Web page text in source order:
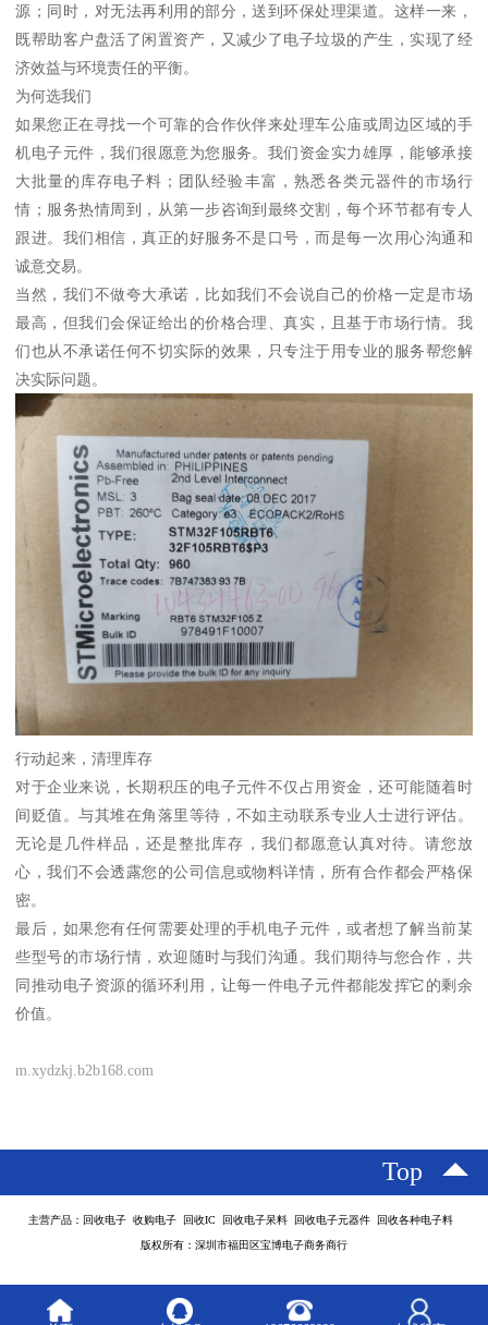
源；同时，对无法再利用的部分，送到环保处理渠道。这样一来，
既帮助客户盘活了闲置资产，又减少了电子垃圾的产生，实现了经
济效益与环境责任的平衡。
为何选我们
如果您正在寻找一个可靠的合作伙伴来处理车公庙或周边区域的手
机电子元件，我们很愿意为您服务。我们资金实力雄厚，能够承接
大批量的库存电子料；团队经验丰富，熟悉各类元器件的市场行
情；服务热情周到，从第一步咨询到最终交割，每个环节都有专人
跟进。我们相信，真正的好服务不是口号，而是每一次用心沟通和
诚意交易。
当然，我们不做夸大承诺，比如我们不会说自己的价格一定是市场
最高，但我们会保证给出的价格合理、真实，且基于市场行情。我
们也从不承诺任何不切实际的效果，只专注于用专业的服务帮您解
决实际问题。
行动起来，清理库存
对于企业来说，长期积压的电子元件不仅占用资金，还可能随着时
间贬值。与其堆在角落里等待，不如主动联系专业人士进行评估。
无论是几件样品，还是整批库存，我们都愿意认真对待。请您放
心，我们不会透露您的公司信息或物料详情，所有合作都会严格保
密。
最后，如果您有任何需要处理的手机电子元件，或者想了解当前某
些型号的市场行情，欢迎随时与我们沟通。我们期待与您合作，共
同推动电子资源的循环利用，让每一件电子元件都能发挥它的剩余
价值。
m.xydzkj.b2b168.com
Top
主营产品：回收电子 收购电子 回收IC 回收电子呆料 回收电子元器件 回收各种电子料
版权所有：深圳市福田区宝博电子商务商行